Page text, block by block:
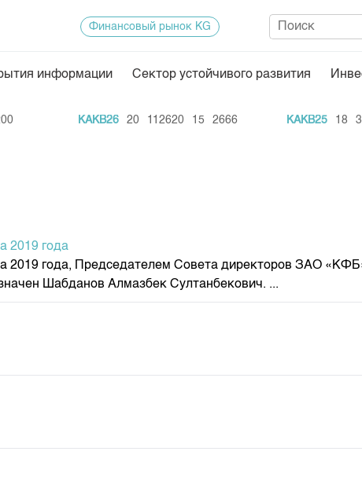
Финансовый рынок KG
информации Сектор устойчивого развития
KAKB26 20 112620 15 2666 KAKB25 18 35000
2019 года
года, Председателем Совета директоров ЗАО
Шабданов Алмазбек Султанбекович. ...